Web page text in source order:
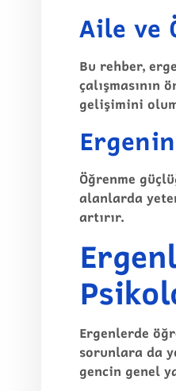
Aile ve
Bu rehber,
gelişimini
Öğrenme
alanlarda
artırır.
Ergenlerde
sorunlara da
gencin genel